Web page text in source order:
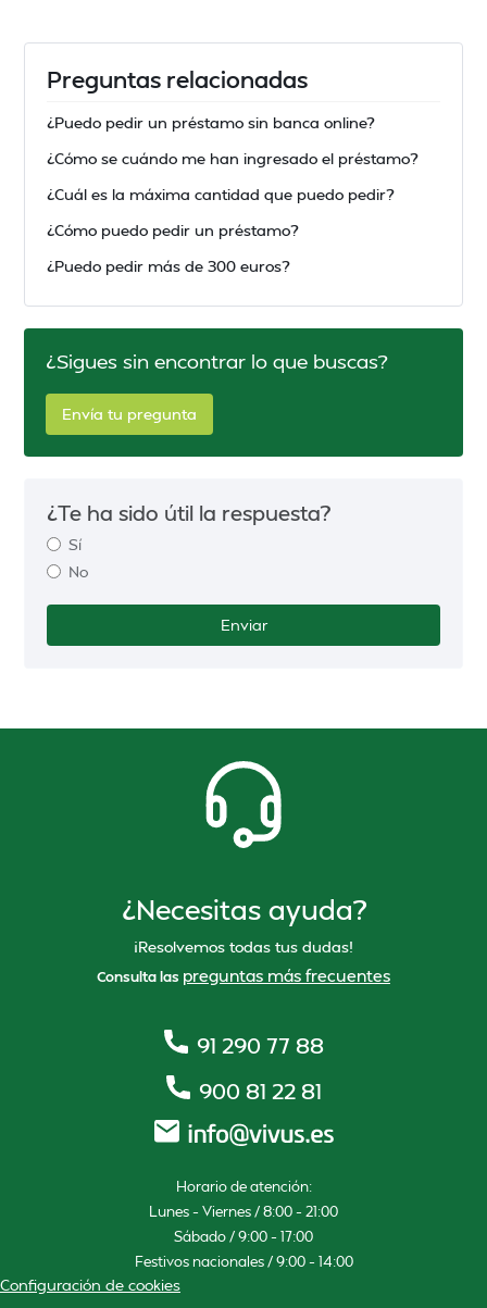
Preguntas relacionadas
¿Puedo pedir un préstamo sin banca online?
¿Cómo se cuándo me han ingresado el préstamo?
¿Cuál es la máxima cantidad que puedo pedir?
¿Cómo puedo pedir un préstamo?
¿Puedo pedir más de 300 euros?
¿Sigues sin encontrar lo que buscas?
Envía tu pregunta
¿Te ha sido útil la respuesta?
Sí
No
¿Necesitas ayuda?
¡Resolvemos todas tus dudas!
Consulta las preguntas más frecuentes
91 290 77 88
900 81 22 81
Horario de atención:
Lunes – Viernes / 8:00 – 21:00
Sábado / 9:00 – 17:00
Festivos nacionales / 9:00 – 14:00
Configuración de cookies